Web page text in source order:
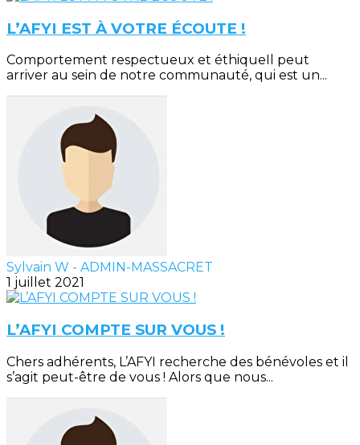
L’AFYI EST À VOTRE ÉCOUTE !
Comportement respectueux et éthiqueIl peut
arriver au sein de notre communauté, qui est un...
Sylvain W - ADMIN-MASSACRET
1 juillet 2021
L’AFYI COMPTE SUR VOUS !
Chers adhérents, L’AFYI recherche des bénévoles et il
s’agit peut-être de vous ! Alors que nous...